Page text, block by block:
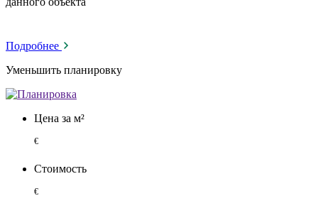
Подробнее
Уменьшить планировку
Цена за м²
€
Стоимость
€